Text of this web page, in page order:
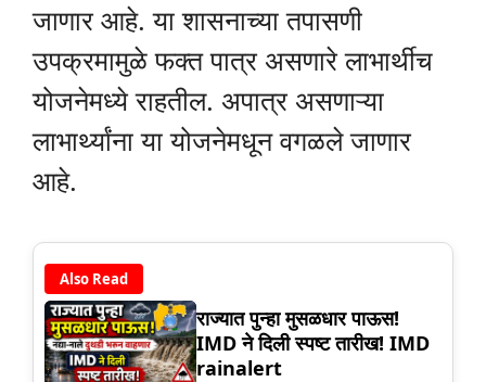
जाणार आहे. या शासनाच्या तपासणी
उपक्रमामुळे फक्त पात्र असणारे लाभार्थीच
योजनेमध्ये राहतील. अपात्र असणाऱ्या
लाभार्थ्यांना या योजनेमधून वगळले जाणार
आहे.
Also Read
राज्यात पुन्हा मुसळधार पाऊस!
IMD ने दिली स्पष्ट तारीख! IMD
rainalert